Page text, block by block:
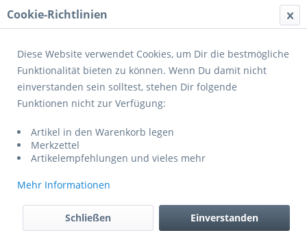
Menü
Übersicht Kinderhandbälle
Orange/White
Cookie-Richtlinien
Diese Website verwendet Cookies, um Dir die bestmögliche
Funktionalität bieten zu können. Wenn Du damit nicht
einverstanden sein solltest, stehen Dir folgende
Funktionen nicht zur Verfügung:
Artikel in den Warenkorb legen
Merkzettel
Artikelempfehlungen und vieles mehr
Mehr Informationen
Einverstanden
Schließen